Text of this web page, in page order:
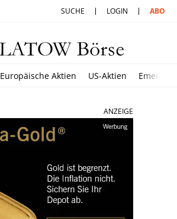
SUCHE LOGIN ABO
Europäische Aktien US-Aktien
ANZEIGE